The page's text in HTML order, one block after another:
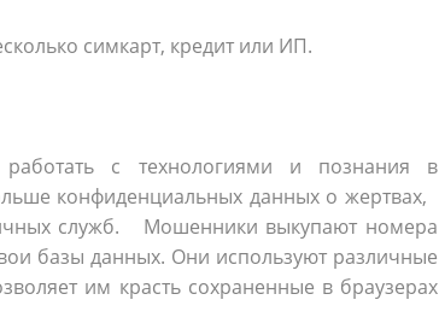
сим­карт, кредит или ИП.
с технологиями и познания в
конфиденциальных данных о жертвах,
служб. Мошенники выкупают номера
базы данных. Они используют различные
им красть сохраненные в браузерах